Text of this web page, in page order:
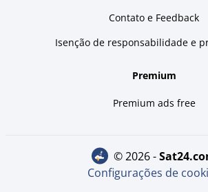
Contato e Feedback
Isenção de responsabilidade e
Premium
Premium ads free
© 2026 -
Configurações de